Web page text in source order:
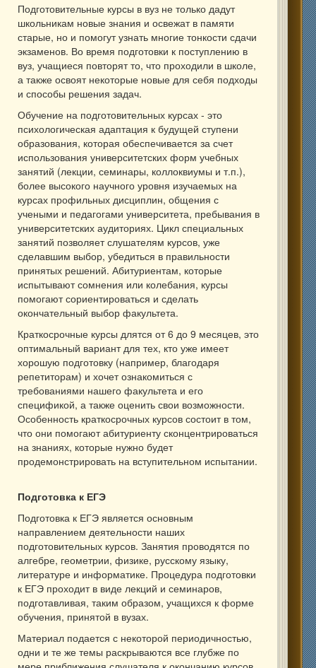
Подготовительные курсы в вуз не только дадут
школьникам новые знания и освежат в памяти
старые, но и помогут узнать многие тонкости сдачи
экзаменов. Во время подготовки к поступлению в
вуз, учащиеся повторят то, что проходили в школе,
а также освоят некоторые новые для себя подходы
и способы решения задач.
Обучение на подготовительных курсах - это
психологическая адаптация к будущей ступени
образования, которая обеспечивается за счет
использования университетских форм учебных
занятий (лекции, семинары, коллоквиумы и т.п.),
более высокого научного уровня изучаемых на
курсах профильных дисциплин, общения с
учеными и педагогами университета, пребывания в
университетских аудиториях. Цикл специальных
занятий позволяет слушателям курсов, уже
сделавшим выбор, убедиться в правильности
принятых решений. Абитуриентам, которые
испытывают сомнения или колебания, курсы
помогают сориентироваться и сделать
окончательный выбор факультета.
Краткосрочные курсы длятся от 6 до 9 месяцев, это
оптимальный вариант для тех, кто уже имеет
хорошую подготовку (например, благодаря
репетиторам) и хочет ознакомиться с
требованиями нашего факультета и его
спецификой, а также оценить свои возможности.
Особенность краткосрочных курсов состоит в том,
что они помогают абитуриенту сконцентрироваться
на знаниях, которые нужно будет
продемонстрировать на вступительном испытании.
Подготовка к ЕГЭ
Подготовка к ЕГЭ является основным
направлением деятельности наших
подготовительных курсов. Занятия проводятся по
алгебре, геометрии, физике, русскому языку,
литературе и информатике. Процедура подготовки
к ЕГЭ проходит в виде лекций и семинаров,
подготавливая, таким образом, учащихся к форме
обучения, принятой в вузах.
Материал подается с некоторой периодичностью,
одни и те же темы раскрываются все глубже по